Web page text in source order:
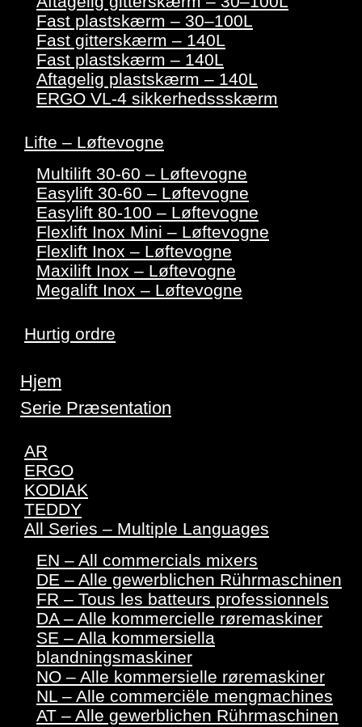
Fast plastskærm – 30–100L
Fast gitterskærm – 140L
Fast plastskærm – 140L
Aftagelig plastskærm – 140L
ERGO VL-4 sikkerhedssskærm
Lifte – Løftevogne
Multilift 30-60 – Løftevogne
Easylift 30-60 – Løftevogne
Easylift 80-100 – Løftevogne
Flexlift Inox Mini – Løftevogne
Flexlift Inox – Løftevogne
Maxilift Inox – Løftevogne
Megalift Inox – Løftevogne
Hurtig ordre
Hjem
Serie Præsentation
AR
ERGO
KODIAK
TEDDY
All Series – Multiple Languages
EN – All commercials mixers
DE – Alle gewerblichen Rührmaschinen
FR – Tous les batteurs professionnels
DA – Alle kommercielle røremaskiner
SE – Alla kommersiella
blandningsmaskiner
NO – Alle kommersielle røremaskiner
NL – Alle commerciële mengmachines
AT – Alle gewerblichen Rührmaschinen